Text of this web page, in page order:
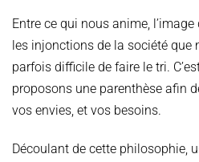
Entre ce qui nous anime,
les injonctions de la société que
parfois difficile de faire le tri.
proposons une parenthèse afin
vos envies, et vos besoins.
Découlant de cette philosophie,